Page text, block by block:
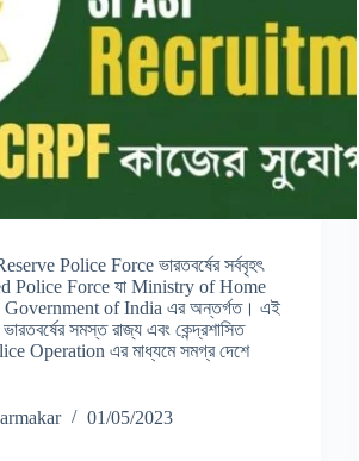
Police Force ভারতবর্ষের সর্ববৃহৎ
Police Force যা Ministry of Home
of India এর অন্তর্গত। এই
সমস্ত রাজ্য এবং কেন্দ্রশাসিত
Operation এর মাধ্যমে সমগ্র দেশে
01/05/2023